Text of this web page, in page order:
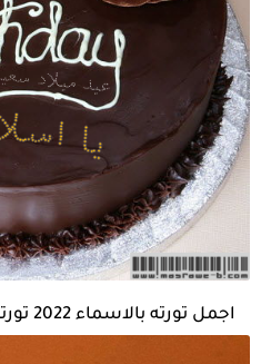
اجمل تورته بالاسماء 2022 تورتة مكتوب عليها اسم اسلام